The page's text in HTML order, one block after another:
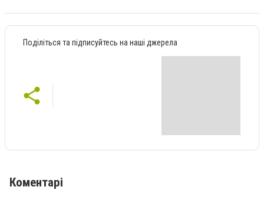
Поділіться та підписуйтесь на наші джерела
Коментарі